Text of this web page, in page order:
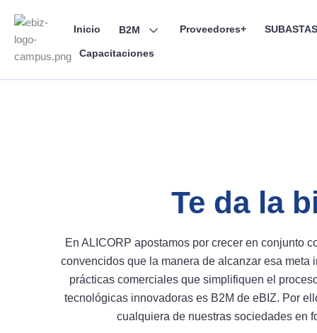
content
Inicio B2M Proveedores+
Capacitaciones
Te da la
En ALICORP apostamos por crecer en conjunto
convencidos que la manera de alcanzar esa
prácticas comerciales que simplifiquen el
tecnológicas innovadoras es B2M de eBIZ. Por
cualquiera de nuestras sociedades en